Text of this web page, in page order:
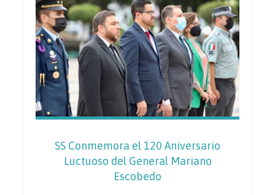
SS Conmemora el 120 Aniversario
Luctuoso del General Mariano
Escobedo